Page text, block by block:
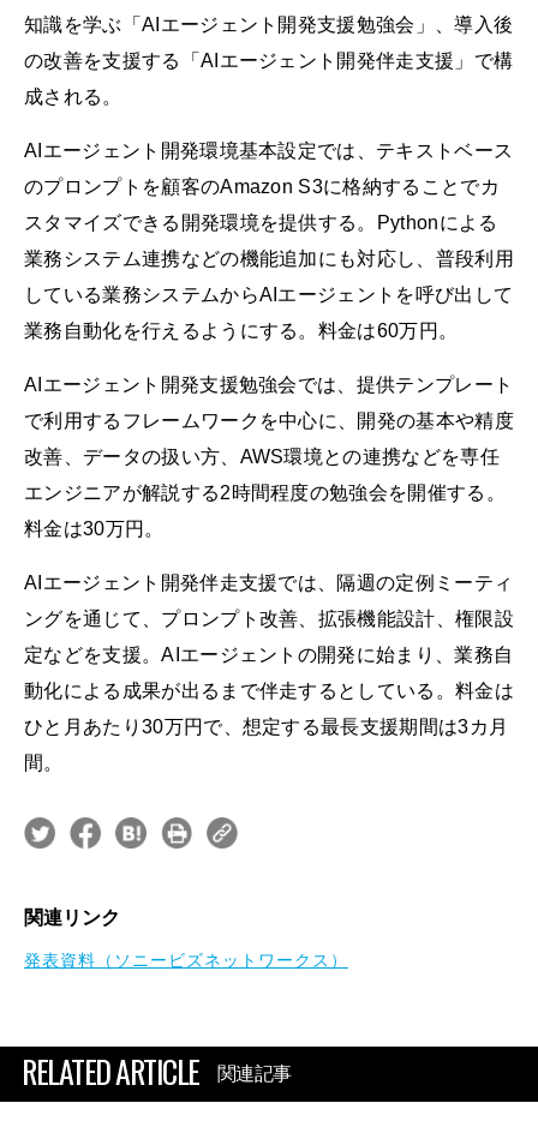
知識を学ぶ「AIエージェント開発支援勉強会」、導入後
の改善を支援する「AIエージェント開発伴走支援」で構
成される。
AIエージェント開発環境基本設定では、テキストベース
のプロンプトを顧客のAmazon S3に格納することでカ
スタマイズできる開発環境を提供する。Pythonによる
業務システム連携などの機能追加にも対応し、普段利用
している業務システムからAIエージェントを呼び出して
業務自動化を行えるようにする。料金は60万円。
AIエージェント開発支援勉強会では、提供テンプレート
で利用するフレームワークを中心に、開発の基本や精度
改善、データの扱い方、AWS環境との連携などを専任
エンジニアが解説する2時間程度の勉強会を開催する。
料金は30万円。
AIエージェント開発伴走支援では、隔週の定例ミーティ
ングを通じて、プロンプト改善、拡張機能設計、権限設
定などを支援。AIエージェントの開発に始まり、業務自
動化による成果が出るまで伴走するとしている。料金は
ひと月あたり30万円で、想定する最長支援期間は3カ月
間。
関連リンク
発表資料（ソニービズネットワークス）
RELATED ARTICLE 関連記事